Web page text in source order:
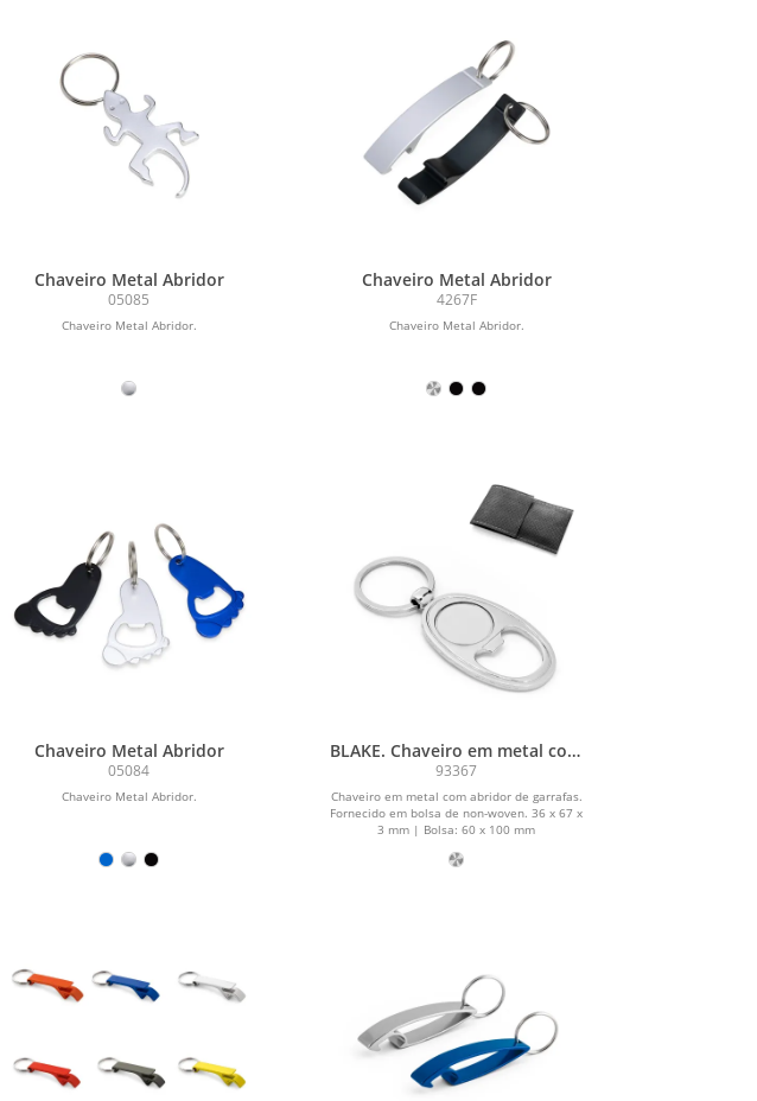
Chaveiro Metal Abridor
05085
Chaveiro Metal Abridor.
Chaveiro Metal Abridor
4267F
Chaveiro Metal Abridor.
Chaveiro Metal Abridor
05084
Chaveiro Metal Abridor.
BLAKE. Chaveiro em metal com
abridor de garrafas
93367
Chaveiro em metal com abridor de garrafas.
Fornecido em bolsa de non-woven. 36 x 67 x
3 mm | Bolsa: 60 x 100 mm